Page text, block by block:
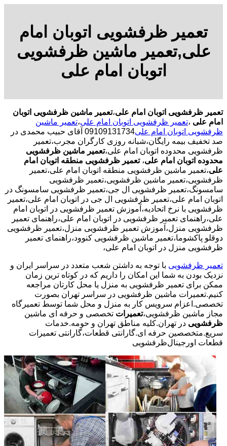
تعمیر ظرفشویی اتوبان امام
علی,تعمیر ماشین ظرفشویی
اتوبان امام علی
تعمیر ظرفشویی اتوبان امام علی،تعمیر ماشین ظرفشویی اتوبان
امام علی ،تعمیر ظرفشویی اتوبان امام علی،تعمیر ماشین
ظرفشویی اتوبان امام علی
09109131734 آقای حبیب محمدی در
صد تخفیف بیمه رایگان،شبانه روزی کارگران مجرب،تعمیر
ظرفشویی محدوده اتوبان امام علی،تعمیر ماشین ظرفشویی
محدوده اتوبان امام علی، تعمیر ظرفشویی منطقه اتوبان امام
علی،تعمیر ماشین ظرفشویی منطقه اتوبان امام علی،تعمیر
ظرفشویی،تعمیر ماشین ظرفشویی،تعمیر ظرفشویی
سامسونگ،تعمیر ظرفشویی ال جی،تعمیر ظرفشویی سامسونگ در
اتوبان امام علی،تعمیر ظرفشویی ال جی در اتوبان امام علی،تعمیر
ظرفشویی با نرخ اتحادیه،آموزش تعمیر ظرفشویی در اتوبان امام
علی،راهنمای تعمیر ظرفشویی در اتوبان امام علی،راهنمای تعمیر
ظرفشویی منزل،آموزش تعمیر ظرفشویی منزل،تعمیر ظرفشویی
دوقلو پاکشوما،تعمیر ماشین ظرفشویی کنوود،راهنمای تعمیر
ظرفشویی منزل در اتوبان امام علی،
تعمیر ظرفشویی با توجه به داشتن شعب متعدد در سراسر ایران و
نزدیک بودن به شما این امکان را داریم که در کوتاه ترین زمان
ممکن برای تعمیر ظرفشویی به منزل یا محل کارتان مراجعه
کنیم.تعمیرات ماشین ظرفشویی در سراسر تهران بصورت
تخصصی.اعزام سرویس کار به منزل و محل شما توسط تعمیرگاه
مجاز ماشین ظرفشویی،تعمیرات تخصصی و حرفه ای ماشین
ظرفشویی در تهران.کلیه مناطق تهران و حومه.خدمات
سریع.متخصصین حرفه ای.گارانتی قطعات،گارانتی تعمیرات
قطعات اورجینالظرفشویی